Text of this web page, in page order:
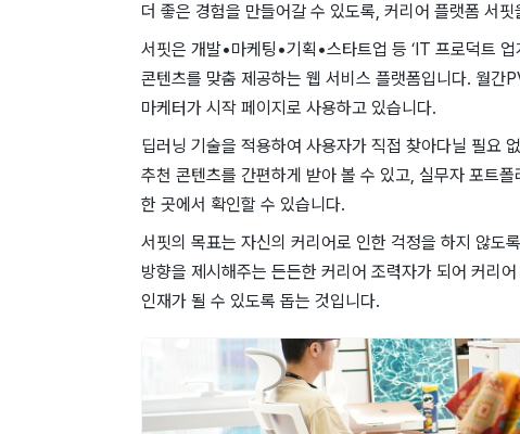
더 좋은 경험을 만들어갈 수 있도록, 커리어 플랫폼 서핏
서핏은 개발•마케팅•기획•스타트업 등 ‘IT 프로덕트
콘텐츠를 맞춤 제공하는 웹 서비스 플랫폼입니다. 월간
마케터가 시작 페이지로 사용하고 있습니다.
딥러닝 기술을 적용하여 사용자가 직접 찾아다닐 필요
추천 콘텐츠를 간편하게 받아 볼 수 있고, 실무자 포트
한 곳에서 확인할 수 있습니다.
서핏의 목표는 자신의 커리어로 인한 걱정을 하지 않도
방향을 제시해주는 든든한 커리어 조력자가 되어 커리
인재가 될 수 있도록 돕는 것입니다.